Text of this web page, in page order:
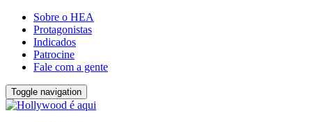
Sobre o HEA
Protagonistas
Indicados
Patrocine
Fale com a gente
Toggle navigation